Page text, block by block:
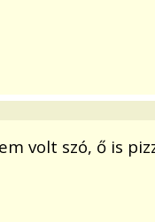
volt szó, ő is